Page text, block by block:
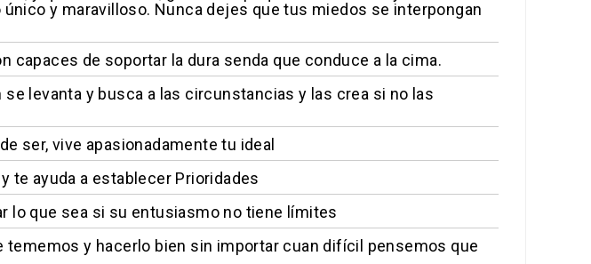
y maravilloso. Nunca dejes que tus miedos se interpongan
capaces de soportar la dura senda que conduce a la cima.
levanta y busca a las circunstancias y las crea si no las
ser, vive apasionadamente tu ideal
te ayuda a establecer Prioridades
lo que sea si su entusiasmo no tiene límites
tememos y hacerlo bien sin importar cuan difícil pensemos que